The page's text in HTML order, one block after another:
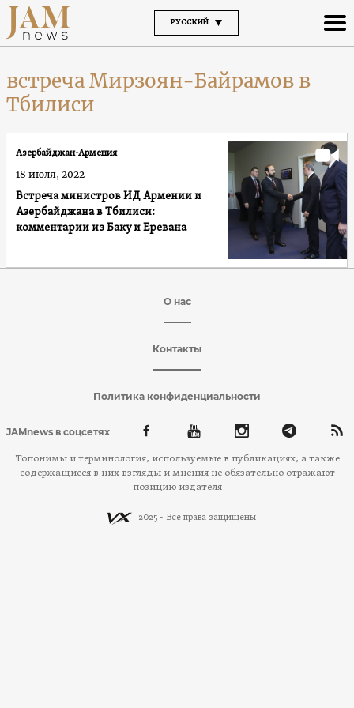
РУССКИЙ
встреча Мирзоян-Байрамов в
Тбилиси
Встреча министров ИД Армении и
Азербайджана в Тбилиси:
комментарии из Баку и Еревана
Азербайджан-Армения
18 июля, 2022
О нас
Контакты
Политика конфиденциальности
JAMnews в соцсетях
Топонимы и терминология, используемые в публикациях, а также
содержащиеся в них взгляды и мнения не обязательно отражают
позицию издателя
2025 - Все права защищены